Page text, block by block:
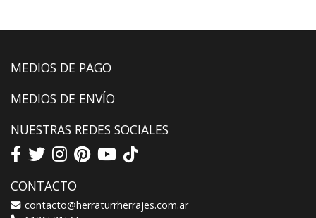
MEDIOS DE PAGO
MEDIOS DE ENVÍO
NUESTRAS REDES SOCIALES
CONTACTO
contacto@herraturrherrajes.com.ar